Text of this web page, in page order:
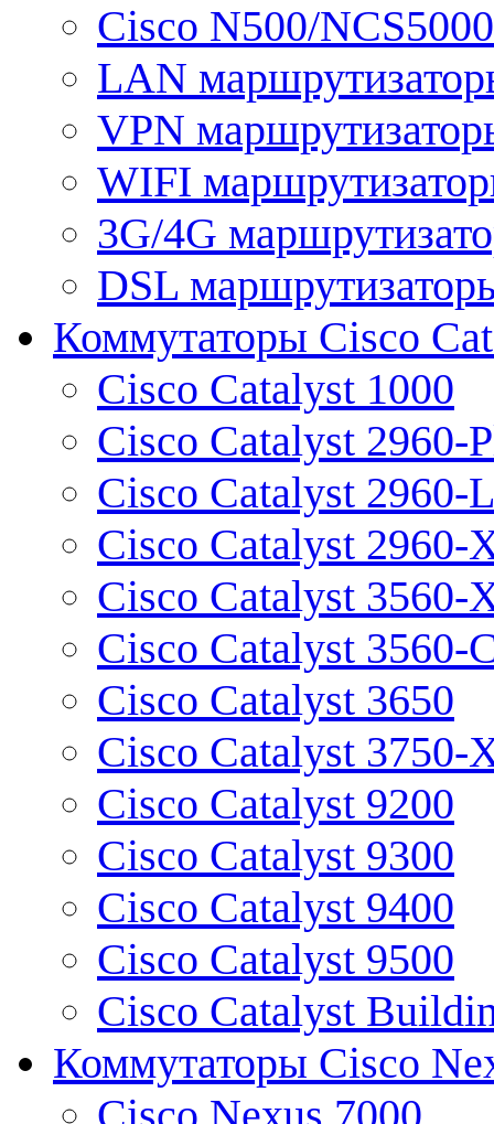
Cisco N500/
LAN
VPN
WIFI
3G/4G
DSL
Коммутаторы Cisco
Cisco Catalyst 1000
Cisco Catalyst 2960-
Cisco Catalyst 2960-L
Cisco Catalyst 2960-
Cisco Catalyst 3560-
Cisco Catalyst 3560-
Cisco Catalyst 3650
Cisco Catalyst 3750-
Cisco Catalyst 9200
Cisco Catalyst 9300
Cisco Catalyst 9400
Cisco Catalyst 9500
Cisco Catalyst
Коммутаторы Cisco